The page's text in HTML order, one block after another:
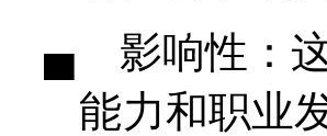
▄
影响性：
能力和职业